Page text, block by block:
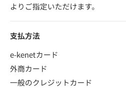
よりご指定いただけます。
支払方法
e-kenetカード
外商カード
一般のクレジットカード